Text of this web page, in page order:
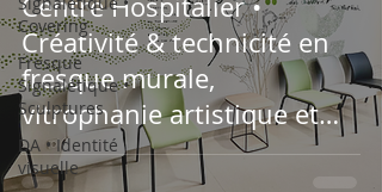
Covering
Fresque
Signalétique •
Sculptures
DA • Identité
visuelle
Créativité & technicité en
fresque murale,
vitrophanie artistique et
signalétique